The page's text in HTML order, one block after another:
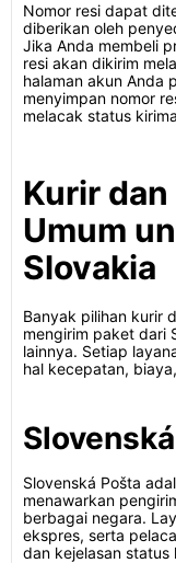
Nomor resi dapat
diberikan oleh
Jika Anda membeli
resi akan dikirim
halaman akun Anda
menyimpan nomor
melacak status
Kurir dan
Umum
Slovakia
Banyak pilihan kurir
mengirim paket dari
lainnya. Setiap
hal kecepatan,
Slovenská Pošta
menawarkan
berbagai negara.
ekspres, serta
dan kejelasan status